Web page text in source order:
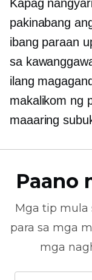
Kapag
pakinabang
ibang paraan
sa
ilang
makalikom ng
maaaring
Paano
Mga tip mula
para sa mga
mga